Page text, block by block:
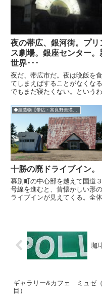
夜の帯広、銀河街。プリ
ス劇場。銀座センター。
世界･･･
夜だ、帯広市だ。夜は晩飯を
てしまえばすることがなくなる
でもまだ寝たくない。という
はいえ、酒は苦手。だから飲み
を見るだけの怪しい見学行動な
だ。◆名門『銀河街』一見廃
けど営業している店はいくつか
あ...
十勝の廃ドライブイン。
幕別町の中心部を越えて国道
号線を進むと、昔懐かしい形
ライブインが見えてくる。全
葉自体が死語になっているが、
くに三角屋根は貴重な存在かも
し...
珈
ギャラリー&カフェ ミュゼ
目）